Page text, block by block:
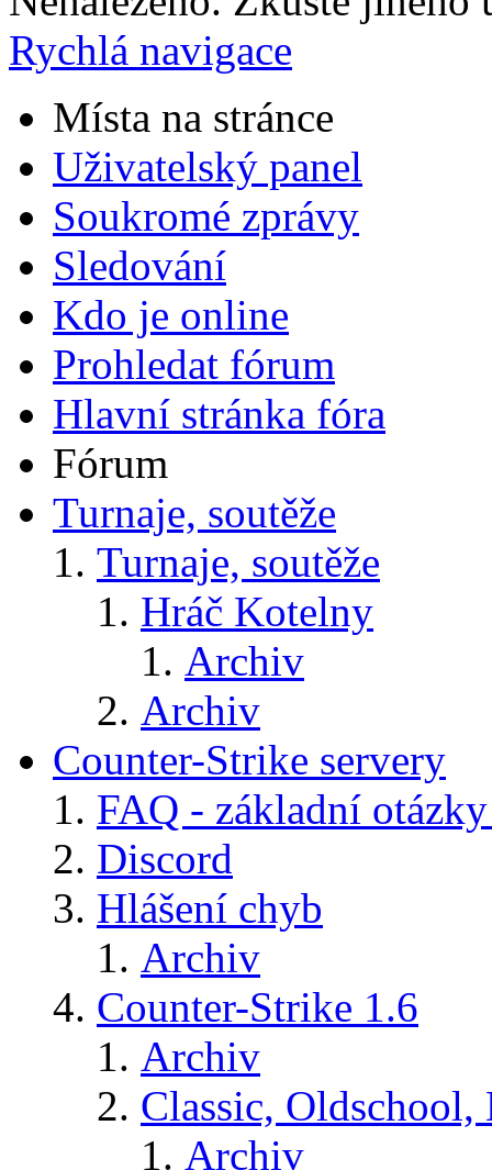
Rychlá navigace
Místa na stránce
Uživatelský panel
Soukromé zprávy
Sledování
Kdo je online
Prohledat fórum
Hlavní stránka fóra
Fórum
Turnaje, soutěže
Turnaje, soutěže
Hráč Kotelny
Archiv
Archiv
Counter-Strike servery
FAQ - základní
Discord
Hlášení chyb
Archiv
Counter-Strike 1.6
Archiv
Classic,
Archiv